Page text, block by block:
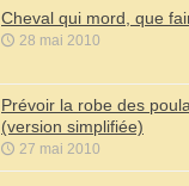
Cheval qui mord, que
28 mai 2010
Prévoir la robe des
(version simplifiée)
27 mai 2010